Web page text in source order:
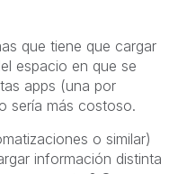
que tiene que cargar
espacio en que se
apps (una por
sería más costoso.
o similar)
información distinta